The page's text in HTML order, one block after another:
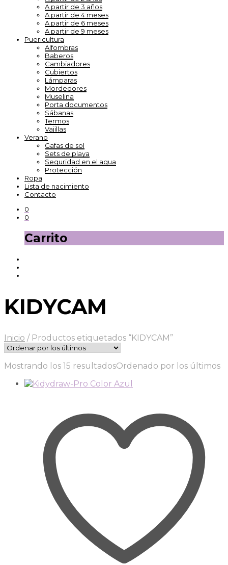
A partir de 3 años
A partir de 4 meses
A partir de 6 meses
A partir de 9 meses
Puericultura
Alfombras
Baberos
Cambiadores
Cubiertos
Lámparas
Mordedores
Muselina
Porta documentos
Sábanas
Termos
Vajillas
Verano
Gafas de sol
Sets de playa
Seguridad en el agua
Protección
Ropa
Lista de nacimiento
Contacto
0
0
Carrito
KIDYCAM
Inicio / Productos etiquetados “KIDYCAM”
Mostrando los 15 resultadosOrdenado por los últimos